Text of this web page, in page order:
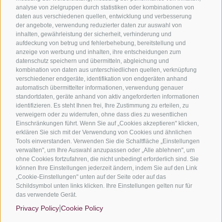
analyse von zielgruppen durch statistiken oder kombinationen von
daten aus verschiedenen quellen, entwicklung und verbesserung
der angebote, verwendung reduzierter daten zur auswahl von
inhalten, gewährleistung der sicherheit, verhinderung und
aufdeckung von betrug und fehlerbehebung, bereitstellung und
anzeige von werbung und inhalten, ihre entscheidungen zum
datenschutz speichern und übermitteln, abgleichung und
kombination von daten aus unterschiedlichen quellen, verknüpfung
verschiedener endgeräte, identifikation von endgeräten anhand
automatisch übermittelter informationen, verwendung genauer
standortdaten, geräte anhand von aktiv angeforderten informationen
identifizieren. Es steht Ihnen frei, Ihre Zustimmung zu erteilen, zu
verweigern oder zu widerrufen, ohne dass dies zu wesentlichen
Einschränkungen führt. Wenn Sie auf „Cookies akzeptieren" klicken,
erklären Sie sich mit der Verwendung von Cookies und ähnlichen
Tools einverstanden. Verwenden Sie die Schaltfläche „Einstellungen
verwalten", um Ihre Auswahl anzupassen oder „Alle ablehnen", um
ohne Cookies fortzufahren, die nicht unbedingt erforderlich sind. Sie
können Ihre Einstellungen jederzeit ändern, indem Sie auf den Link
„Cookie-Einstellungen" unten auf der Seite oder auf das
Schildsymbol unten links klicken. Ihre Einstellungen gelten nur für
das verwendete Gerät.
Privacy Policy Cookie Policy
Projekt vorlegen und Preisangebot anfragen
Unsere Lösungen entdecken
Mehr über unsere Dienstleistungen erfahren
Unsere Erfolgsbeispiele
Wir sind offizielles Mitglied von: